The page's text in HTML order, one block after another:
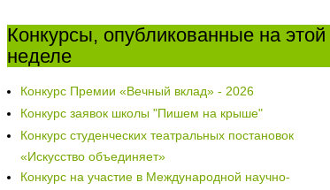
Конкурсы, опубликованные на этой
неделе
Конкурс Премии «Вечный вклад» - 2026
Конкурс заявок школы "Пишем на крыше"
Конкурс студенческих театральных постановок
«Искусство объединяет»
Конкурс на участие в Международной научно-